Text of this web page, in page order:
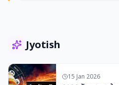
Jyotish
15 Jan 2026